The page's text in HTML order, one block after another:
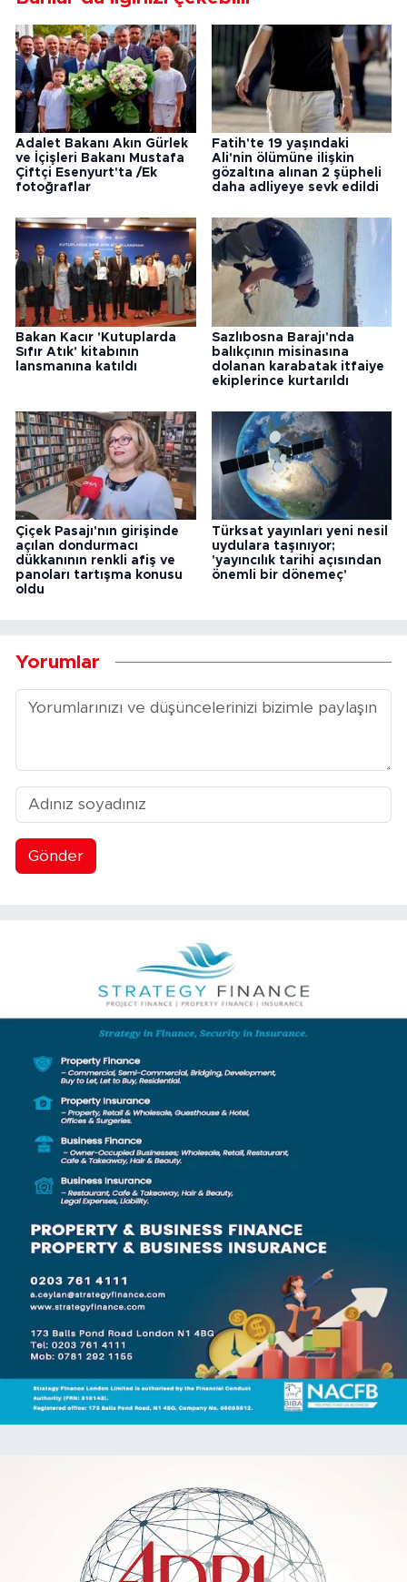
Adalet Bakanı Akın Gürlek
ve İçişleri Bakanı Mustafa
Çiftçi Esenyurt'ta /Ek
fotoğraflar
Fatih'te 19 yaşındaki
Ali'nin ölümüne ilişkin
gözaltına alınan 2 şüpheli
daha adliyeye sevk edildi
Bakan Kacır 'Kutuplarda
Sıfır Atık' kitabının
lansmanına katıldı
Sazlıbosna Barajı'nda
balıkçının misinasına
dolanan karabatak itfaiye
ekiplerince kurtarıldı
Çiçek Pasajı'nın girişinde
açılan dondurmacı
dükkanının renkli afiş ve
panoları tartışma konusu
oldu
Türksat yayınları yeni nesil
uydulara taşınıyor;
'yayıncılık tarihi açısından
önemli bir dönemeç'
Yorumlar
Gönder